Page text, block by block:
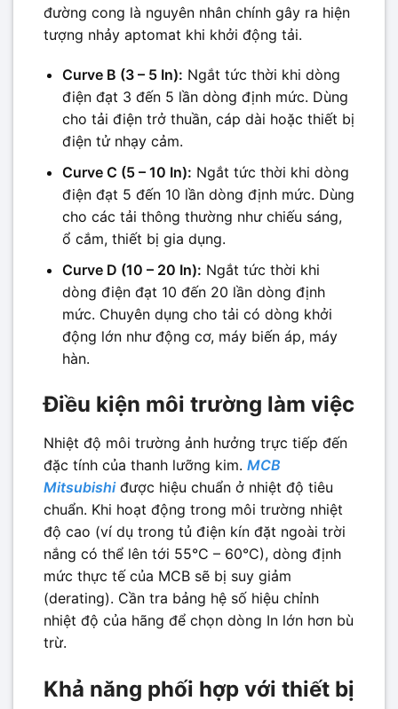
đường cong là nguyên nhân chính gây ra hiện
tượng nhảy aptomat khi khởi động tải.
Curve B (3 – 5 In): Ngắt tức thời khi dòng
điện đạt 3 đến 5 lần dòng định mức. Dùng
cho tải điện trở thuần, cáp dài hoặc thiết bị
điện tử nhạy cảm.
Curve C (5 – 10 In): Ngắt tức thời khi dòng
điện đạt 5 đến 10 lần dòng định mức. Dùng
cho các tải thông thường như chiếu sáng,
ổ cắm, thiết bị gia dụng.
Curve D (10 – 20 In): Ngắt tức thời khi
dòng điện đạt 10 đến 20 lần dòng định
mức. Chuyên dụng cho tải có dòng khởi
động lớn như động cơ, máy biến áp, máy
hàn.
Điều kiện môi trường làm việc
Nhiệt độ môi trường ảnh hưởng trực tiếp đến
đặc tính của thanh lưỡng kim. MCB
Mitsubishiđược hiệu chuẩn ở nhiệt độ tiêu
chuẩn. Khi hoạt động trong môi trường nhiệt
độ cao (ví dụ trong tủ điện kín đặt ngoài trời
nắng có thể lên tới 55°C – 60°C), dòng định
mức thực tế của MCB sẽ bị suy giảm
(derating). Cần tra bảng hệ số hiệu chỉnh
nhiệt độ của hãng để chọn dòng In lớn hơn bù
trừ.
Khả năng phối hợp với thiết bị